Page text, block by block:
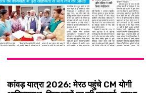
कांवड़ यात्रा 2026: मेरठ पहुंचे CM योगी